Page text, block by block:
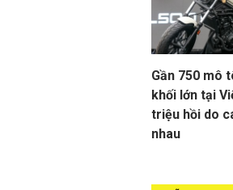
Gần 750 mô
khối lớn tại
triệu hồi do
nhau